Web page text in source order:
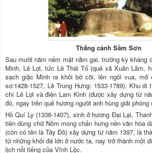
Thắng cảnh Sầm Sơn
Sau mười năm nếm mật nằm gai, trường kỳ kháng
Minh, Lê Lợi, tức Lê Thái Tổ (quê xã Xuân Lâm,
sạch giặc Minh ra khỏi bờ cõi, lên ngôi vua, mở
sơ:1428-1527, Lê Trung Hưng: 1533-1789). Khu
chí Lê Lợi và điện Lam Kinh (được xây dựng từ
đó, ngay trên quê hương người anh hùng giải phóng
Hồ Quí Ly (1336-1407), sinh ở hương Đại Lại,
tiên dùng chữ Nôm mong chấn hưng nền văn hóa
(còn có tên là Tây Đô) xây dựng từ năm 1397, là
từ những khối đá lớn ở nước ta, nay trở thành một
lịch nổi tiếng của Vĩnh Lộc.